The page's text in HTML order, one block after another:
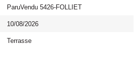
ParuVendu 5426-FOLLIET
10/08/2026
Terrasse